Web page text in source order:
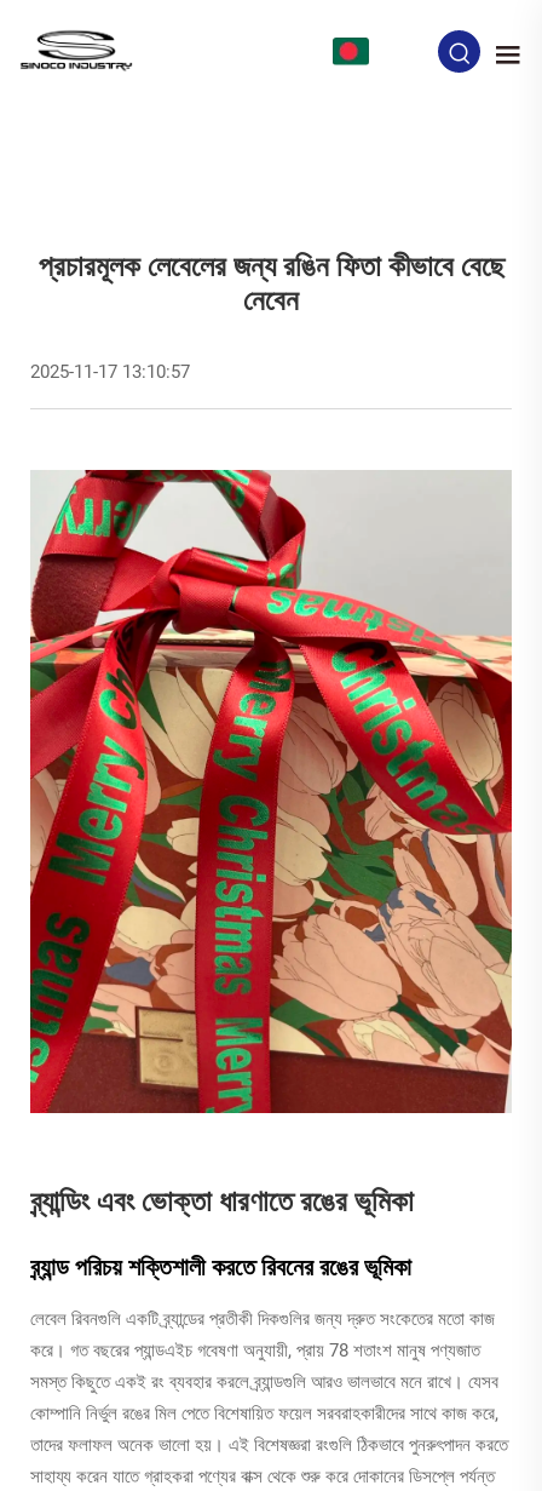
প্রচারমূলক লেবেলের জন্য রঙিন ফিতা কীভাবে বেছে
নেবেন
2025-11-17 13:10:57
ব্র্যান্ডিং এবং ভোক্তা ধারণাতে রঙের ভূমিকা
ব্র্যান্ড পরিচয় শক্তিশালী করতে রিবনের রঙের ভূমিকা
লেবেল রিবনগুলি একটি ব্র্যান্ডের প্রতীকী দিকগুলির জন্য দ্রুত সংকেতের মতো কাজ
করে। গত বছরের প্যান্ডএইচ গবেষণা অনুযায়ী, প্রায় 78 শতাংশ মানুষ পণ্যজাত
সমস্ত কিছুতে একই রং ব্যবহার করলে ব্র্যান্ডগুলি আরও ভালভাবে মনে রাখে। যেসব
কোম্পানি নির্ভুল রঙের মিল পেতে বিশেষায়িত ফয়েল সরবরাহকারীদের সাথে কাজ করে,
তাদের ফলাফল অনেক ভালো হয়। এই বিশেষজ্ঞরা রংগুলি ঠিকভাবে পুনরুৎপাদন করতে
সাহায্য করেন যাতে গ্রাহকরা পণ্যের বাক্স থেকে শুরু করে দোকানের ডিসপ্লে পর্যন্ত